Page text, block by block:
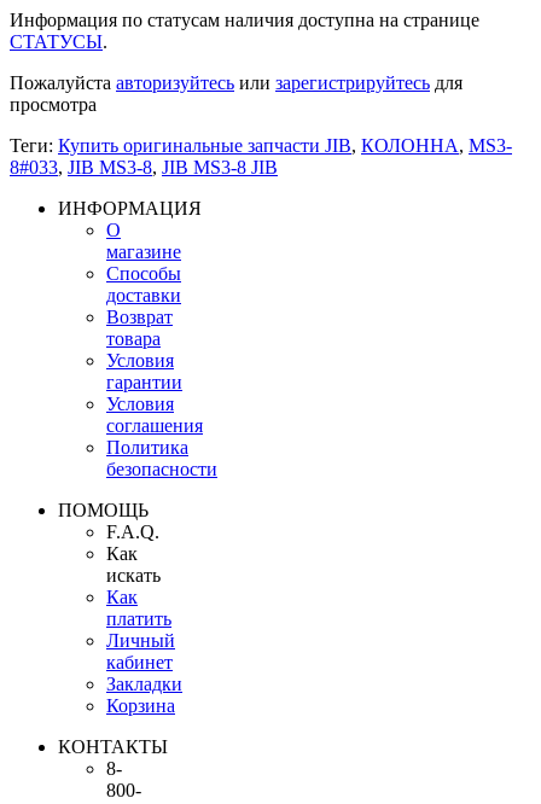
Информация по статусам наличия доступна на странице
СТАТУСЫ.
Пожалуйста авторизуйтесь или зарегистрируйтесь для
просмотра
Теги: Купить оригинальные запчасти JIB, КОЛОННА, MS3-
8#033, JIB MS3-8, JIB MS3-8 JIB
ИНФОРМАЦИЯ
О
магазине
Способы
доставки
Возврат
товара
Условия
гарантии
Условия
соглашения
Политика
безопасности
ПОМОЩЬ
F.A.Q.
Как
искать
Как
платить
Личный
кабинет
Закладки
Корзина
КОНТАКТЫ
8-
800-